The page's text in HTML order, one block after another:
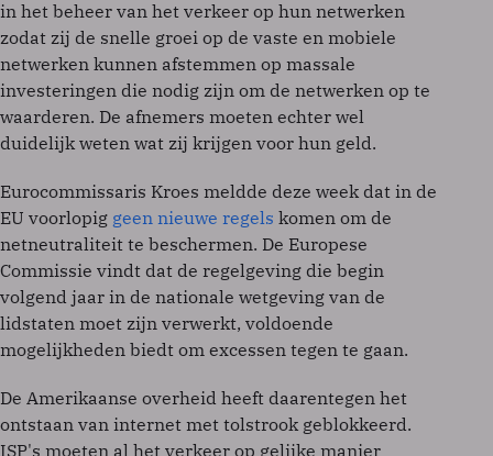
in het beheer van het verkeer op hun netwerken
zodat zij de snelle groei op de vaste en mobiele
netwerken kunnen afstemmen op massale
investeringen die nodig zijn om de netwerken op te
waarderen. De afnemers moeten echter wel
duidelijk weten wat zij krijgen voor hun geld.
Eurocommissaris Kroes meldde deze week dat in de
EU voorlopig geen nieuwe regels komen om de
netneutraliteit te beschermen. De Europese
Commissie vindt dat de regelgeving die begin
volgend jaar in de nationale wetgeving van de
lidstaten moet zijn verwerkt, voldoende
mogelijkheden biedt om excessen tegen te gaan.
De Amerikaanse overheid heeft daarentegen het
ontstaan van internet met tolstrook geblokkeerd.
ISP's moeten al het verkeer op gelijke manier